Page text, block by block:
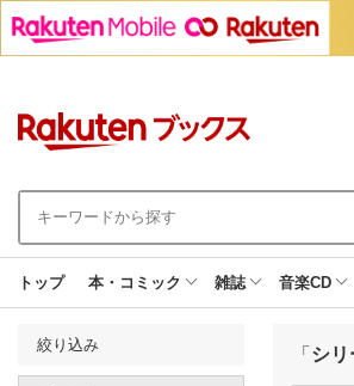
トップ 本・コミック 雑誌 音楽CD
絞り込み 「 シ